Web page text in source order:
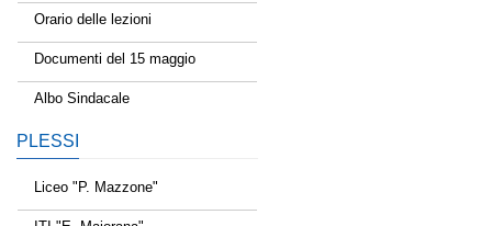
Orario delle lezioni
Documenti del 15 maggio
Albo Sindacale
PLESSI
Liceo "P. Mazzone"